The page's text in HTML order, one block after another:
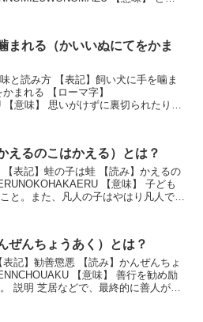
まれる（かいいぬにてをかま
飼い犬に手を噛ま
まれる 【ローマ字】
えるのこはかえる）とは？
【意味】 子ども
と。また、凡人の子はやはり凡人であ
ぜんちょうあく）とは？
意味】 善行を勧め励
が栄